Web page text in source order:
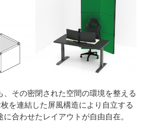
、その密閉された空間の環境を整える
を連結した屏風構造により自立する
合わせたレイアウトが自由自在。